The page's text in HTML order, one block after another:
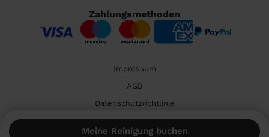
Meine Reinigung buchen
Zahlungsmethoden
Impressum
AGB
Datenschutzrichtlinie
Cookies